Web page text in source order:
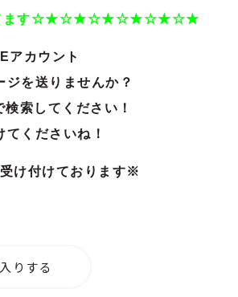
ます☆★☆★☆★☆★☆★☆★
アカウント
ジを送りませんか？
索してください！
くださいね！
け付けております※
りする